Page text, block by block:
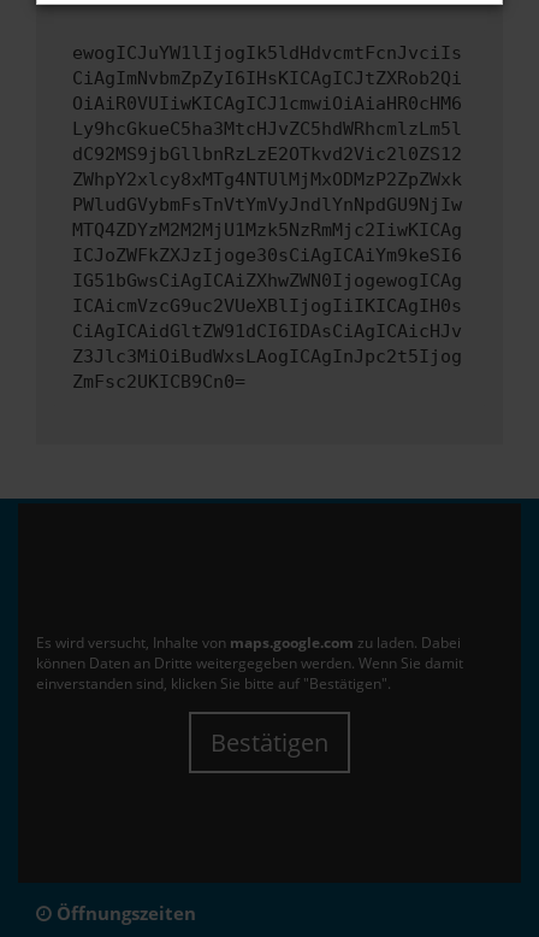
ewogICJuYW1lIjogIk5ldHdvcmtFcnJvciIs
CiAgImNvbmZpZyI6IHsKICAgICJtZXRob2Qi
OiAiR0VUIiwKICAgICJ1cmwiOiAiaHR0cHM6
Ly9hcGkueC5ha3MtcHJvZC5hdWRhcmlzLm5l
dC92MS9jbGllbnRzLzE2OTkvd2Vic2l0ZS12
ZWhpY2xlcy8xMTg4NTUlMjMxODMzP2ZpZWxk
PWludGVybmFsTnVtYmVyJndlYnNpdGU9NjIw
MTQ4ZDYzM2M2MjU1Mzk5NzRmMjc2IiwKICAg
ICJoZWFkZXJzIjoge30sCiAgICAiYm9keSI6
IG51bGwsCiAgICAiZXhwZWN0IjogewogICAg
ICAicmVzcG9uc2VUeXBlIjogIiIKICAgIH0s
CiAgICAidGltZW91dCI6IDAsCiAgICAicHJv
Z3Jlc3MiOiBudWxsLAogICAgInJpc2t5Ijog
ZmFsc2UKICB9Cn0=
Es wird versucht, Inhalte von maps.google.com zu laden. Dabei
können Daten an Dritte weitergegeben werden. Wenn Sie damit
einverstanden sind, klicken Sie bitte auf "Bestätigen".
Bestätigen
Öffnungszeiten